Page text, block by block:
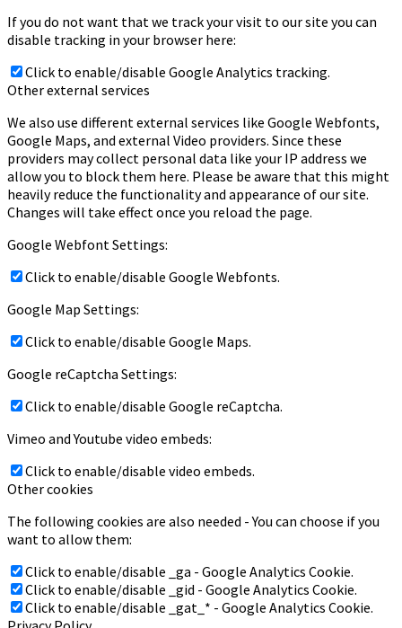
If you do not want that we track your visit to our site you can
disable tracking in your browser here:
Click to enable/disable Google Analytics tracking.
Other external services
We also use different external services like Google Webfonts,
Google Maps, and external Video providers. Since these
providers may collect personal data like your IP address we
allow you to block them here. Please be aware that this might
heavily reduce the functionality and appearance of our site.
Changes will take effect once you reload the page.
Google Webfont Settings:
Click to enable/disable Google Webfonts.
Google Map Settings:
Click to enable/disable Google Maps.
Google reCaptcha Settings:
Click to enable/disable Google reCaptcha.
Vimeo and Youtube video embeds:
Click to enable/disable video embeds.
Other cookies
The following cookies are also needed - You can choose if you
want to allow them:
Click to enable/disable _ga - Google Analytics Cookie.
Click to enable/disable _gid - Google Analytics Cookie.
Click to enable/disable _gat_* - Google Analytics Cookie.